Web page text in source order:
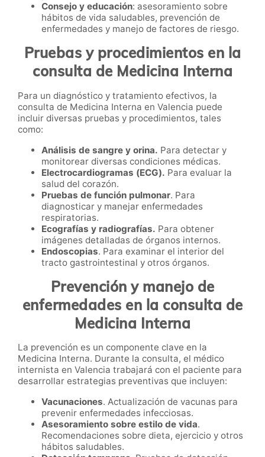
Consejo y educación: asesoramiento sobre
hábitos de vida saludables, prevención de
enfermedades y manejo de factores de riesgo.
Pruebas y procedimientos en la
consulta de Medicina Interna
Para un diagnóstico y tratamiento efectivos, la
consulta de Medicina Interna en Valencia puede
incluir diversas pruebas y procedimientos, tales
como:
Análisis de sangre y orina. Para detectar y
monitorear diversas condiciones médicas.
Electrocardiogramas (ECG). Para evaluar la
salud del corazón.
Pruebas de función pulmonar. Para
diagnosticar y manejar enfermedades
respiratorias.
Ecografías y radiografías. Para obtener
imágenes detalladas de órganos internos.
Endoscopias. Para examinar el interior del
tracto gastrointestinal y otros órganos.
Prevención y manejo de
enfermedades en la consulta de
Medicina Interna
La prevención es un componente clave en la
Medicina Interna. Durante la consulta, el médico
internista en Valencia trabajará con el paciente para
desarrollar estrategias preventivas que incluyen:
Vacunaciones. Actualización de vacunas para
prevenir enfermedades infecciosas.
Asesoramiento sobre estilo de vida.
Recomendaciones sobre dieta, ejercicio y otros
hábitos saludables.